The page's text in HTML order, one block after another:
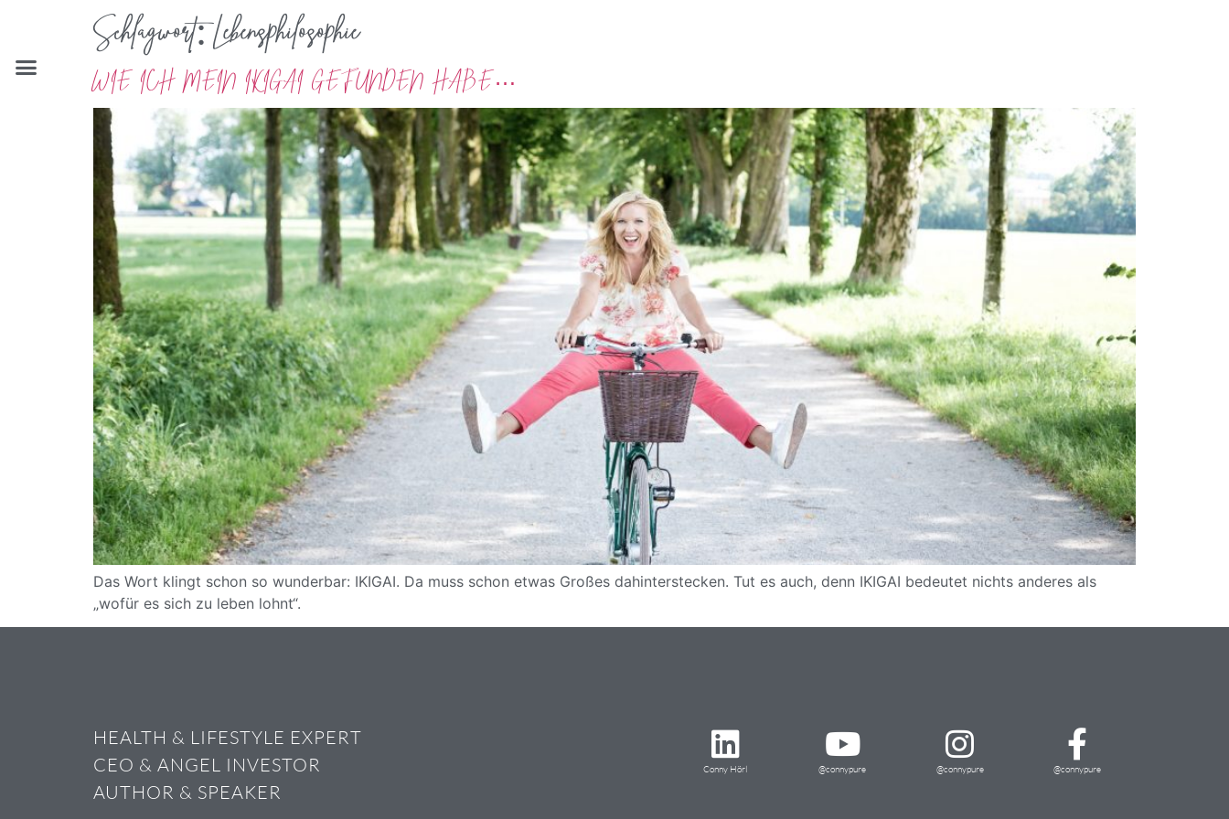
Schlagwort:Lebensphilosophie
WIE ICH MEIN IKIGAI GEFUNDEN HABE…
Das Wort klingt schon so wunderbar: IKIGAI. Da muss schon etwas Großes dahinterstecken. Tut es auch, denn IKIGAI bedeutet nichts anderes als
„wofür es sich zu leben lohnt“.
HEALTH & LIFESTYLE EXPERT
CEO & ANGEL INVESTOR
AUTHOR & SPEAKER
Conny Hörl @connypure @connypure @connypure